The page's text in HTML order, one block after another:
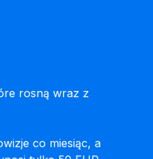
rosną wraz z
co miesiąc, a